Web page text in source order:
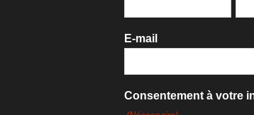
E-mail
Consentement à votre